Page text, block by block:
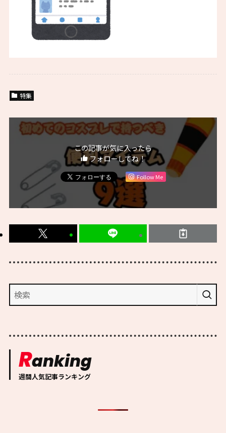
特集
この記事が気に入ったら
フォローしてね！
Follow Me
Ranking
週間人気記事ランキング